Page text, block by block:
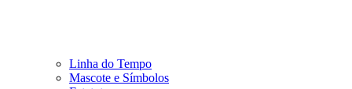
Linha do Tempo
Mascote e Símbolos